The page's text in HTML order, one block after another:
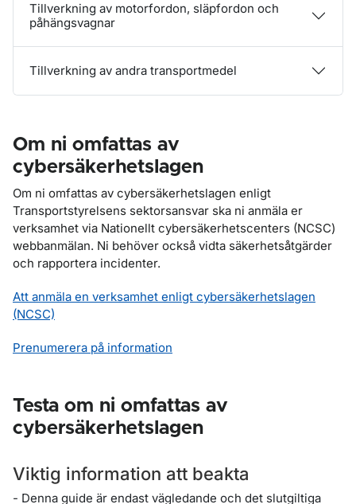
Tillverkning av motorfordon, släpfordon och
påhängsvagnar
Tillverkning av andra transportmedel
Om ni omfattas av
cybersäkerhetslagen
Om ni omfattas av cybersäkerhetslagen enligt
Transportstyrelsens sektorsansvar ska ni anmäla er
verksamhet via Nationellt cybersäkerhetscenters (NCSC)
webbanmälan. Ni behöver också vidta säkerhetsåtgärder
och rapportera incidenter.
Att anmäla en verksamhet enligt cybersäkerhetslagen
(NCSC)
Prenumerera på information
Testa om ni omfattas av
cybersäkerhetslagen